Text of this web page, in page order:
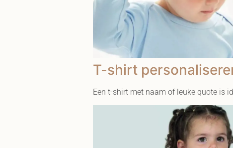
T-shirt
Een t-shirt met naam of leuke quote is